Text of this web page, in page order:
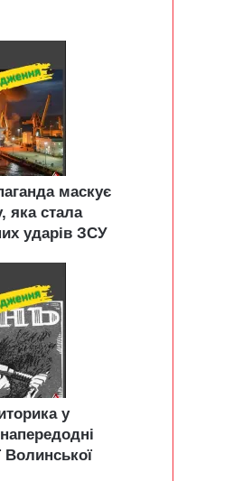
маскує
яка стала
ударів ЗСУ
у
Волинської